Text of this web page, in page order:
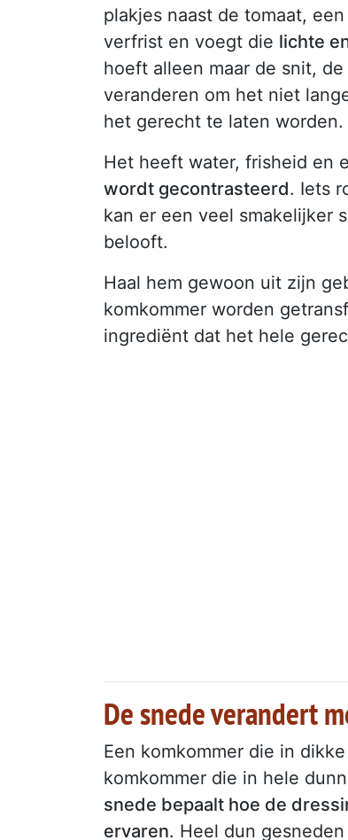
plakjes naast de tomaat,
verfrist en voegt die lichte
hoeft alleen maar de snit,
veranderen om het niet
het gerecht te laten worden.
Het heeft water, frisheid en
wordt gecontrasteerd. Iets
kan er een veel smakelijker
belooft.
Haal hem gewoon uit zijn
komkommer worden
ingrediënt dat het hele
De snede verandert
Een komkommer die in
komkommer die in hele
snede bepaalt hoe de
ervaren. Heel dun